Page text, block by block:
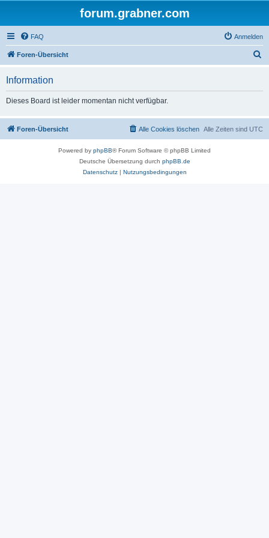
forum.grabner.com
FAQ Anmelden
Foren-Übersicht
Information
Dieses Board ist leider momentan nicht verfügbar.
Foren-Übersicht Alle Zeiten sind UTC
Alle Cookies löschen
Powered by phpBB® Forum Software © phpBB Limited
Deutsche Übersetzung durch phpBB.de
Datenschutz| Nutzungsbedingungen